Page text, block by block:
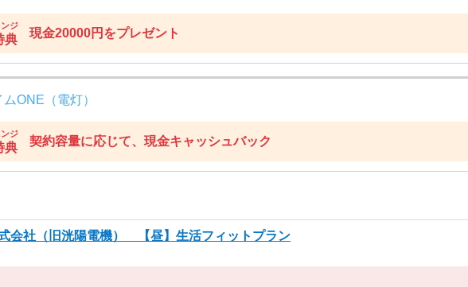
ジ
典 現金20000円をプレゼント
ONE（電灯）
ジ
典 契約容量に応じて、現金キャッシュバック
会社（旧洸陽電機） 【昼】生活フィットプラン